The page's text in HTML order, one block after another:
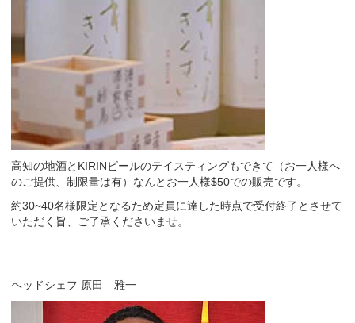
高知の地酒とKIRINビールのテイスティングもできて（お一人様へ
のご提供、制限量は有）なんとお一人様$50での販売です。
約30~40名様限定となるため定員に達した時点で受付終了とさせて
いただく旨、ご了承くださいませ。
ヘッドシェフ 原田 雅一